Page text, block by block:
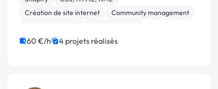
Création de site internet
Community management
Gestion site web
Migration ou refonte de site
60 €/h 4 projets réalisés